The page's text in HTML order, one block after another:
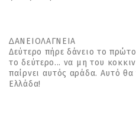
∆ΑΝΕΙΟΛΑΓΝΕΙΑ
Δεύτερο πήρε δάνειο το
το δεύτερο... να μη του
παίρνει αυτός αράδα. Αυτό
Ελλάδα!